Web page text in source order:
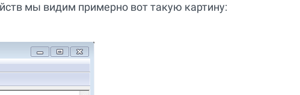
мы видим примерно вот такую картину: